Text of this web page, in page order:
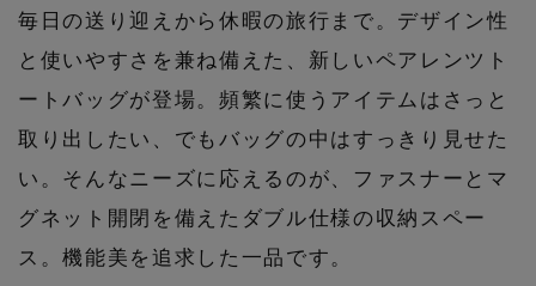
メルマガ PICKUP
PERSONAL COLOR
エディター厳選ギフト
毎日の送り迎えから休暇の旅行まで。デザイン性
と使いやすさを兼ね備えた、新しいペアレンツト
ートバッグが登場。頻繁に使うアイテムはさっと
取り出したい、でもバッグの中はすっきり見せた
い。そんなニーズに応えるのが、ファスナーとマ
グネット開閉を備えたダブル仕様の収納スペー
ス。機能美を追求した一品です。